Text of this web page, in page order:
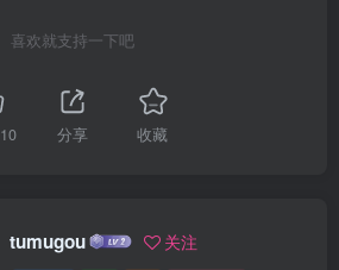
喜欢就支持一下吧
10 分享 收藏
tumugou 关注